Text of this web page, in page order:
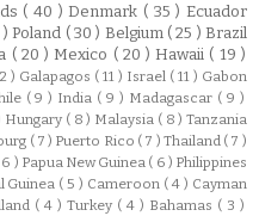
( 40 )Denmark ( 35 ) Ecuador
)Poland ( 30 ) Belgium ( 25 )Brazil
( 20 ) Mexico ( 20 )Hawaii ( 19 )
) Galapagos ( 11 ) Israel ( 11 ) Gabon
( 9 ) India ( 9 ) Madagascar ( 9 )
Hungary ( 8 ) Malaysia ( 8 ) Tanzania
( 7 ) Puerto Rico ( 7 ) Thailand ( 7 )
6 ) Papua New Guinea ( 6 ) Philippines
Guinea ( 5 ) Cameroon ( 4 ) Cayman
( 4 ) Turkey ( 4 ) Bahamas ( 3 )